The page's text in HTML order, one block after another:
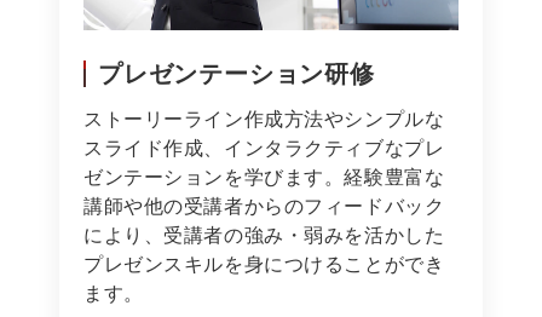
プレゼンテーション研修
ストーリーライン作成方法やシンプルな
スライド作成、インタラクティブなプレ
ゼンテーションを学びます。経験豊富な
講師や他の受講者からのフィードバック
により、受講者の強み・弱みを活かした
プレゼンスキルを身につけることができ
ます。